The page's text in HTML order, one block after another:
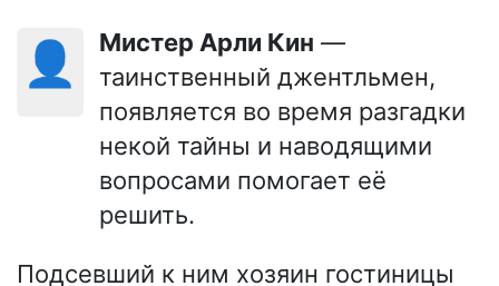
👤 Мистер Арли Кин —
таинственный джентльмен,
появляется во время разгадки
некой тайны и наводящими
вопросами помогает её
решить.
Подсевший к ним хозяин гостиницы